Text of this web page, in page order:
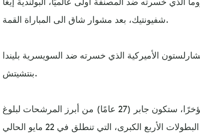
شفيونتيك، بعد مشوار شاق الى المباراة القمة.
الأميركية الذي خسرته ضد السويسرية بليندا
بنتشيتش.
وعطفًا على المستويات التي تقدمها مؤخرًا، ستكون جابر (27 عامًا) من أبرز المرشحات لبلوغ